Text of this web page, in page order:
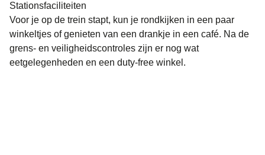
Stationsfaciliteiten
Voor je op de trein stapt, kun je rondkijken in een paar
winkeltjes of genieten van een drankje in een café. Na de
grens- en veiligheidscontroles zijn er nog wat
eetgelegenheden en een duty-free winkel.